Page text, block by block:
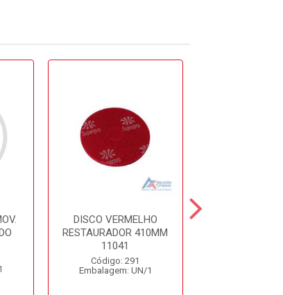
DISCO VERMELHO
RESTAURADOR 410MM
11041
Código: 291
Embalagem: UN/1